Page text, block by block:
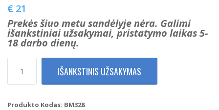
€ 21
Prekės šiuo metu sandėlyje nėra. Galimi
išankstiniai užsakymai, pristatymo laikas 5-
18 darbo dienų.
kiekis:
F11
IŠANKSTINIS UŽSAKYMAS
Produkto Kodas: BM328